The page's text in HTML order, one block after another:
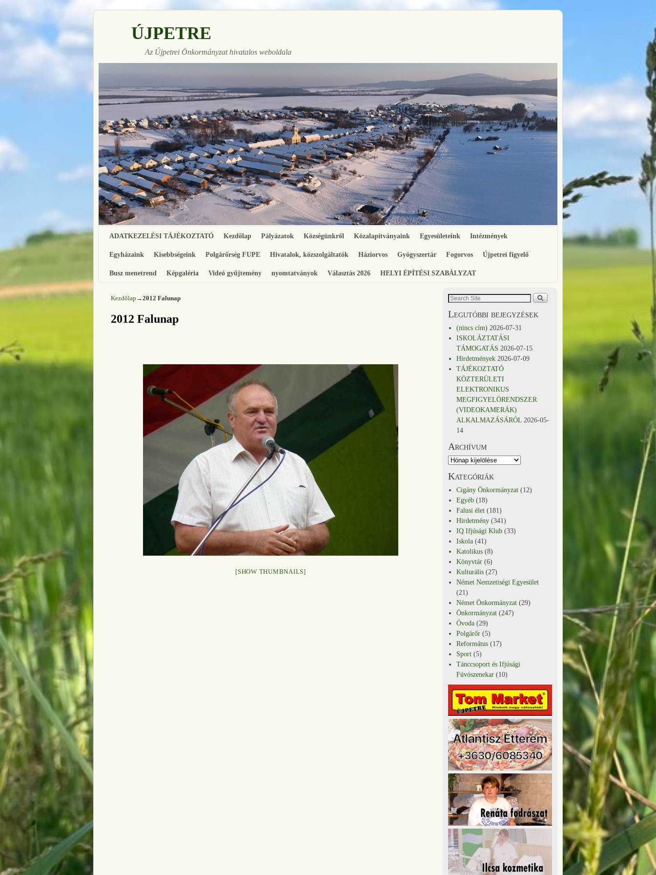
ÚJPETRE
Az Újpetrei Önkormányzat hivatalos weboldala
ADATKEZELÉSI TÁJÉKOZTATÓ Kezdőlap Pályázatok Községünkről Közalapítványaink Egyesületeink Intézmények
Egyházaink Kisebbségeink Polgárőrség FUPE Hivatalok, közszolgáltatók Háziorvos Gyógyszertár Fogorvos Újpetrei figyelő
Busz menetrend Képgaléria Videó gyűjtemény nyomtatványok Választás 2026 HELYI ÉPÍTÉSI SZABÁLYZAT
Kezdőlap →2012 Falunap
2012 Falunap
[SHOW THUMBNAILS]
Legutóbbi bejegyzések
(nincs cím) 2026-07-31
ISKOLÁZTATÁSI
TÁMOGATÁS 2026-07-15
Hirdetmények 2026-07-09
TÁJÉKOZTATÓ
KÖZTERÜLETI
ELEKTRONIKUS
MEGFIGYELÖRENDSZER
(VIDEOKAMERÁK)
ALKALMAZÁSÁRÓL 2026-05-
14
Archívum
Kategóriák
Cigány Önkormányzat (12)
Egyéb (18)
Falusi élet (181)
Hirdetmény (341)
IQ Ifjúsági Klub (33)
Iskola (41)
Katolikus (8)
Könyvtár (6)
Kulturális (27)
Német Nemzetiségi Egyesület
(21)
Német Önkormányzat (29)
Önkormányzat (247)
Óvoda (29)
Polgárőr (5)
Református (17)
Sport (5)
Tánccsoport és Ifjúsági
Fúvószenekar (10)
Made with
FLARE
More Info